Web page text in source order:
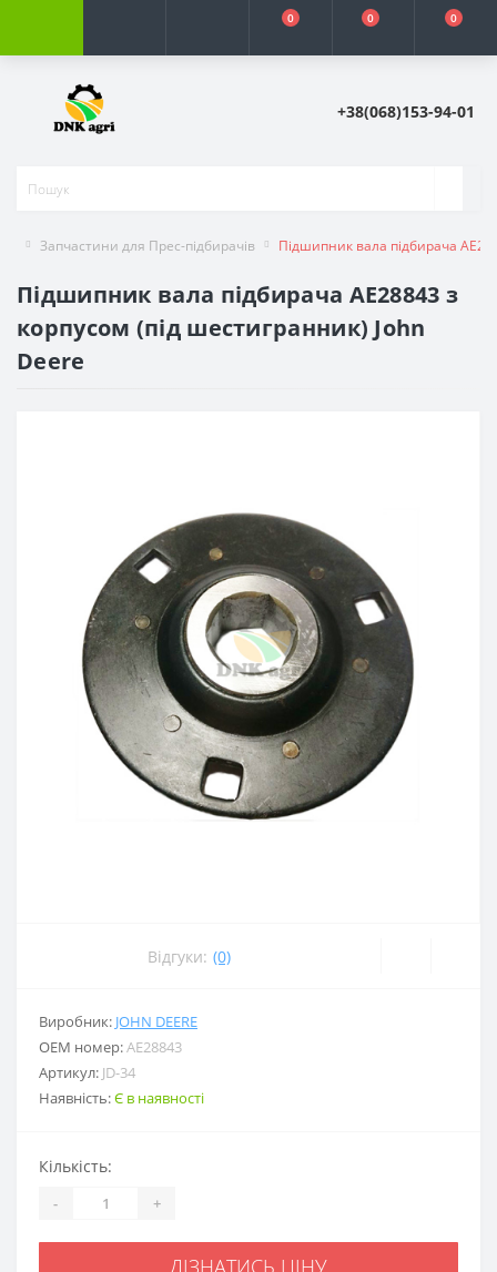
0 0 0
+38(068)153-94-01
Запчастини для Прес-підбирачів Підшипник вала підбирача
Підшипник вала підбирача AE28843 з
корпусом (під шестигранник) John
Deere
Відгуки: (0)
Виробник: JOHN DEERE
ОЕМ номер:AE28843
Артикул: JD-34
Наявність:Є в наявності
Кількість:
- +
ДІЗНАТИСЬ ЦІНУ